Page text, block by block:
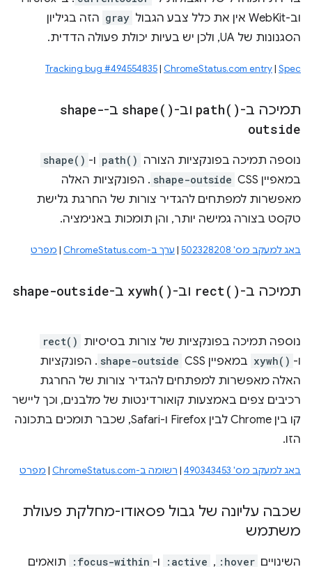
וב-WebKit אין את כלל צבע הגבול
gray הזה בגיליון
הסגנונות של UA, ולכן יש בעיות יכולת פעולה הדדית.
Tracking bug #494554835| ChromeStatus.com entry| Spec
תמיכה ב- path( ) וב- shape( ) ב-shape-
outside
נוספה תמיכה בפונקציות הצורה path() ו- shape()
במאפיין CSS shape-outside . הפונקציות האלה
מאפשרות למפתחים להגדיר צורות של החרגת גלישת
טקסט בצורה גמישה יותר, והן תומכות באנימציה.
באג למעקב מס' 502328208 | ערך ב-ChromeStatus.com | מפרט
תמיכה ב- rect( ) וב- xywh( ) ב-shape-outside
נוספה תמיכה בפונקציות של צורות בסיסיות rect()
ו- xywh() במאפיין CSS shape-outside . הפונקציות
האלה מאפשרות למפתחים להגדיר צורות של החרגת
רכיבים צפים באמצעות קואורדינטות של מלבנים, וכך ליישר
קו בין Chrome לבין Firefox ו-Safari, שכבר תומכים בתכונה
הזו.
באג למעקב מס' 490343453 | רשומה ב-ChromeStatus.com | מפרט
שכבה עליונה של גבול פסאודו-מחלקת פעולת
משתמש
השינויים :hover
,
:active ו- :focus-within
תואמים